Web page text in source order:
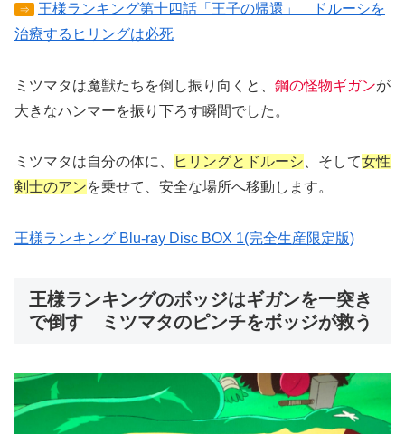
⇒
王様ランキング第十四話「王子の帰還」 ドルーシを
治療するヒリングは必死
ミツマタは魔獣たちを倒し振り向くと、 鋼の怪物ギガンが
大きなハンマーを振り下ろす瞬間でした。
ミツマタは自分の体に、 ヒリングとドルーシ、そして女性
剣士のアンを乗せて、安全な場所へ移動します。
王様ランキング Blu-ray Disc BOX 1(完全生産限定版)
王様ランキングのボッジはギガンを一突き
で倒す ミツマタのピンチをボッジが救う